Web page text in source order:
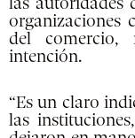
las autoridades
organizaciones
del
intención.
“Es un claro
las